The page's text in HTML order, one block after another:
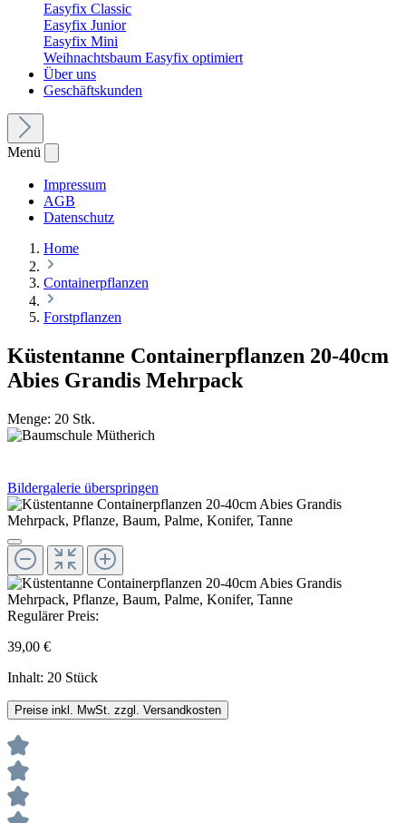
Easyfix Classic
Easyfix Junior
Easyfix Mini
Weihnachtsbaum Easyfix optimiert
Über uns
Geschäftskunden
Menü
Impressum
AGB
Datenschutz
Home
Containerpflanzen
Forstpflanzen
Küstentanne Containerpflanzen 20-40cm
Abies Grandis Mehrpack
Menge: 20 Stk.
Bildergalerie überspringen
Regulärer Preis:
39,00 €
Inhalt: 20 Stück
Preise inkl. MwSt. zzgl. Versandkosten